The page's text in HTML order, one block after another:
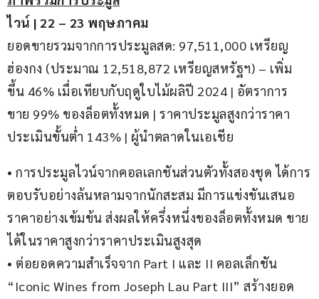
ไวน์ | 22 – 23 พฤษภาคม
ยอดขายรวมจากการประมูลสด: 97,511,000 เหรียญ
ฮ่องกง (ประมาณ 12,518,872 เหรียญสหรัฐฯ) – เพิ่ม
ขึ้น 46% เมื่อเทียบกับฤดูใบไม้ผลิปี 2024 | อัตราการ
ขาย 99% ของล็อตทั้งหมด | ราคาประมูลสูงกว่าราคา
ประเมินขั้นต่ำ 143% | ผู้นำตลาดในเอเชีย
• การประมูลไวน์จากคอลเลกชันส่วนตัวทั้งสองชุด ได้การ
ตอบรับอย่างล้นหลามจากนักสะสม มีการแข่งขันเสนอ
ราคาอย่างเข้มข้น ส่งผลให้ครึ่งหนึ่งของล็อตทั้งหมด ขาย
ได้ในราคาสูงกว่าราคาประเมินสูงสุด
• ต่อยอดความสำเร็จจาก Part I และ II คอลเล็กชัน
“Iconic Wines from Joseph Lau Part III” สร้างยอด